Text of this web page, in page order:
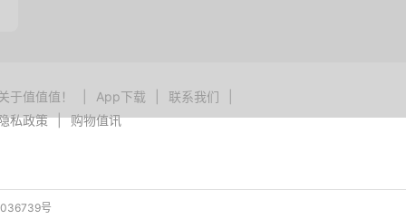
于值值值！ App下载 联系我们
私政策 | 购物值讯
号